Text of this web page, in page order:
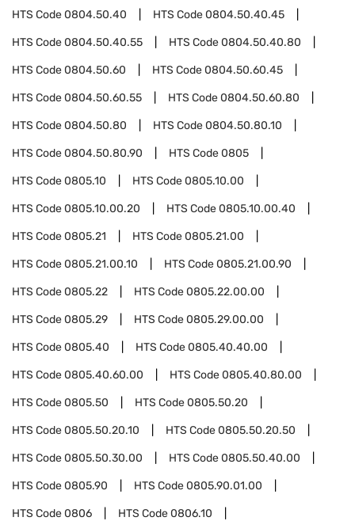
HTS Code0804.50.40 HTS Code0804.50.40.45
HTS Code0804.50.40.55 HTS Code0804.50.40.80
HTS Code0804.50.60 HTS Code0804.50.60.45
HTS Code0804.50.60.55 HTS Code0804.50.60.80
HTS Code0804.50.80 HTS Code0804.50.80.10
HTS Code0804.50.80.90 HTS Code0805
HTS Code0805.10 HTS Code0805.10.00
HTS Code0805.10.00.20 HTS Code0805.10.00.40
HTS Code0805.21 HTS Code0805.21.00
HTS Code0805.21.00.10 HTS Code0805.21.00.90
HTS Code0805.22 HTS Code0805.22.00.00
HTS Code0805.29 HTS Code0805.29.00.00
HTS Code0805.40 HTS Code0805.40.40.00
HTS Code0805.40.60.00 HTS Code0805.40.80.00
HTS Code0805.50 HTS Code0805.50.20
HTS Code0805.50.20.10 HTS Code0805.50.20.50
HTS Code0805.50.30.00 HTS Code0805.50.40.00
HTS Code0805.90 HTS Code0805.90.01.00
HTS Code0806 HTS Code0806.10